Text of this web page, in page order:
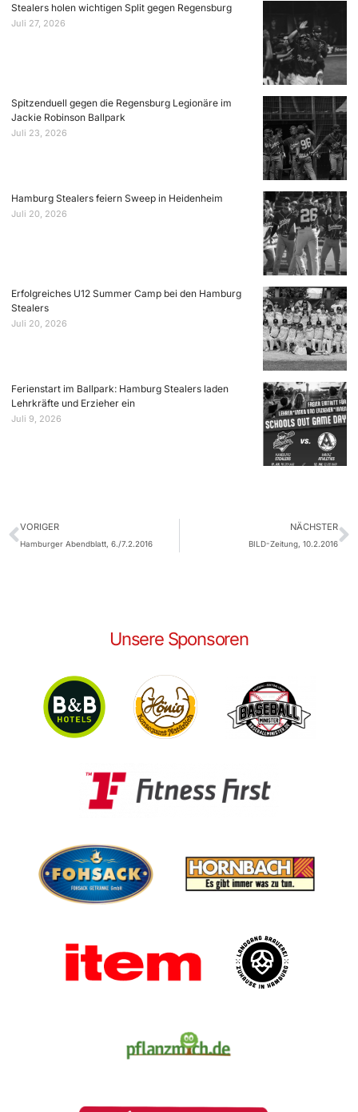
Stealers holen wichtigen Split gegen Regensburg
Juli 27, 2026
Spitzenduell gegen die Regensburg Legionäre im
Jackie Robinson Ballpark
Juli 23, 2026
Hamburg Stealers feiern Sweep in Heidenheim
Juli 20, 2026
Erfolgreiches U12 Summer Camp bei den Hamburg
Stealers
Juli 20, 2026
Ferienstart im Ballpark: Hamburg Stealers laden
Lehrkräfte und Erzieher ein
Juli 9, 2026
VORIGER
Hamburger Abendblatt, 6./7.2.2016
NÄCHSTER
BILD-Zeitung, 10.2.2016
Unsere Sponsoren